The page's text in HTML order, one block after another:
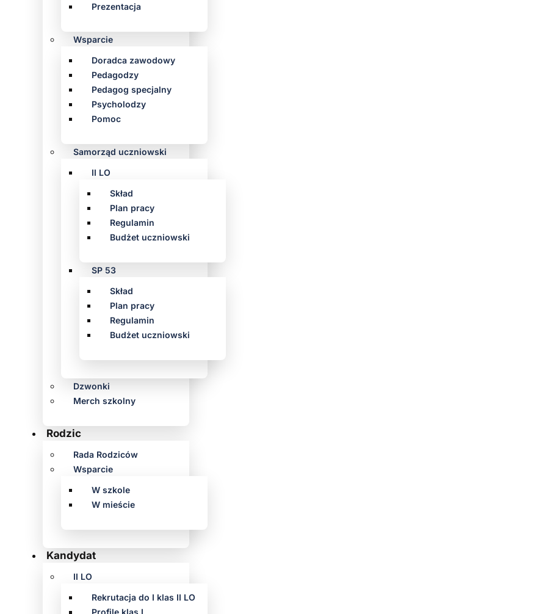
Prezentacja
Wsparcie
Doradca zawodowy
Pedagodzy
Pedagog specjalny
Psycholodzy
Pomoc
Samorząd uczniowski
II LO
Skład
Plan pracy
Regulamin
Budżet uczniowski
SP 53
Skład
Plan pracy
Regulamin
Budżet uczniowski
Dzwonki
Merch szkolny
Rodzic
Rada Rodziców
Wsparcie
W szkole
W mieście
Kandydat
II LO
Rekrutacja do I klas II LO
Profile klas I